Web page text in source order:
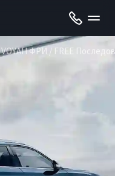
VOYAH ФРИ / FREE